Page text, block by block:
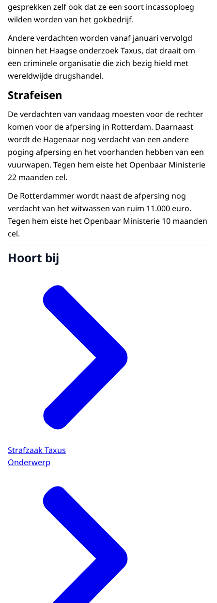
gesprekken zelf ook dat ze een soort incassoploeg
wilden worden van het gokbedrijf.
Andere verdachten worden vanaf januari vervolgd
binnen het Haagse onderzoek Taxus, dat draait om
een criminele organisatie die zich bezig hield met
wereldwijde drugshandel.
Strafeisen
De verdachten van vandaag moesten voor de rechter
komen voor de afpersing in Rotterdam. Daarnaast
wordt de Hagenaar nog verdacht van een andere
poging afpersing en het voorhanden hebben van een
vuurwapen. Tegen hem eiste het Openbaar Ministerie
22 maanden cel.
De Rotterdammer wordt naast de afpersing nog
verdacht van het witwassen van ruim 11.000 euro.
Tegen hem eiste het Openbaar Ministerie 10 maanden
cel.
Hoort bij
Strafzaak Taxus
Onderwerp